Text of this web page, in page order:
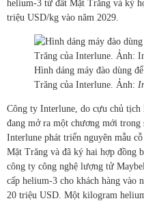
helium-3 từ đất Mặt Trăng và ký
triệu USD/kg vào năm 2029.
Hình dáng máy đào dùng
Trăng của Interlune. Ảnh:
Công ty Interlune, do cựu chủ tịch
đang mở ra một chương mới trong
Interlune phát triển nguyên mẫu
Mặt Trăng và đã ký hai hợp đồng
công ty công nghệ lượng tử
cấp helium-3 cho khách hàng vào
20 triệu USD. Một kilogram